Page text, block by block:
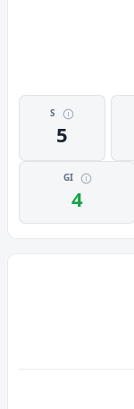
S
5
GI
4